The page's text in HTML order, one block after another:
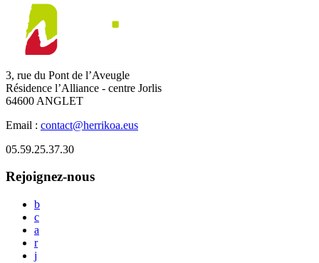
3, rue du Pont de l’Aveugle
Résidence l’Alliance - centre Jorlis
64600 ANGLET
Email : contact@herrikoa.eus
05.59.25.37.30
Rejoignez-nous
b
c
a
r
j